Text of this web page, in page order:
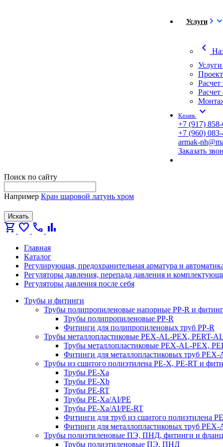
Услуги
chevron_left
Услуги
Казань expand_more
+7 (917)
+7 (960)
armak-
Заказать
Поиск по сайту
Например Кран шаровой латунь хром
Искать
shopping_cart favorite call bar_chart
Главная
Каталог
Регулирующая, предохранительная арматура и
Регуляторы давления, перепада давления и
Регуляторы давления после себя
Трубы и фитинги
Трубы полипропиленовые напорные PP-R и
Трубы полипропиленовые PP-R
Фитинги для полипропиленовых труб PP-R
Трубы металлопластиковые PEX-AL-PEX, PERT-
Трубы металлопластиковые PEX-AL-PEX,
Фитинги для металлопластиковых труб
Трубы из сшитого полиэтилена PE-X, PE-RT и
Трубы PE-Xa
Трубы PE-Xb
Трубы PE-RT
Трубы PE-Xa/AI/PE
Трубы PE-Xa/AI/PE-RT
Фитинги для труб из сшитого полиэтилена
Фитинги для металлопластиковых труб
Трубы полиэтиленовые ПЭ, ПНД, фитинги и
Трубы полиэтиленовые ПЭ, ПНД